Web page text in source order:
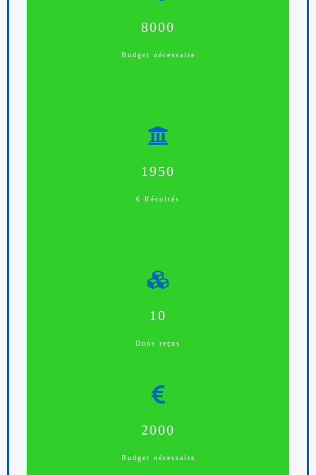
8000
Budget nécessaire
1950
€ Récoltés
10
Dons reçus
2000
Budget nécessaire